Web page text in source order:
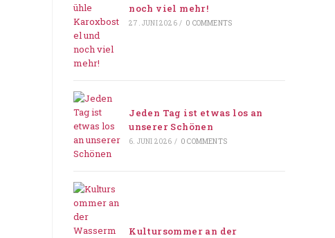
noch viel mehr!
27. JUNI 2026 / 0 COMMENTS
Jeden Tag ist etwas los an
unserer Schönen
6. JUNI 2026 / 0 COMMENTS
Kultursommer an der